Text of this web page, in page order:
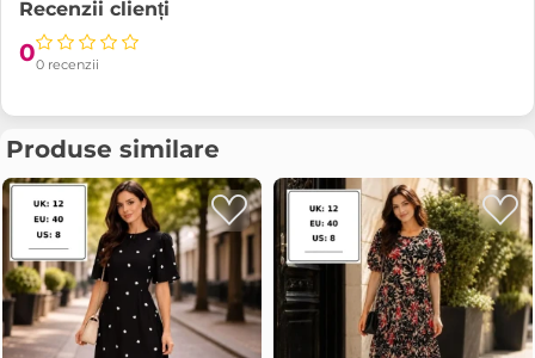
Recenzii clienți
00 recenzii
Produse similare